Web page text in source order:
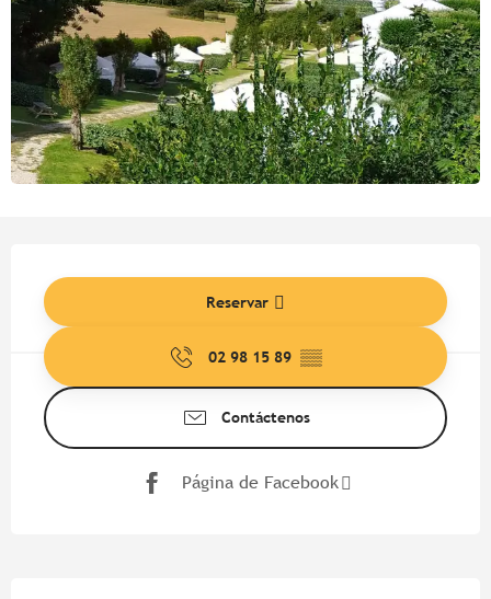
Reservar
02 98 15 89 ▒▒
Contáctenos
Página de Facebook